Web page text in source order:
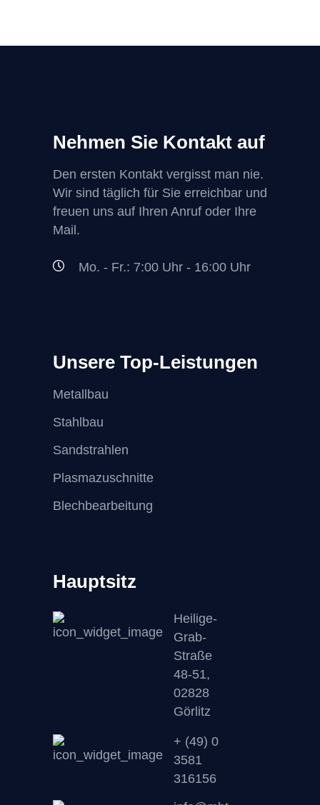
Nehmen Sie Kontakt auf
Den ersten Kontakt vergisst man nie.
Wir sind täglich für Sie erreichbar und
freuen uns auf Ihren Anruf oder Ihre
Mail.
Mo. - Fr.: 7:00 Uhr - 16:00 Uhr
Unsere Top-Leistungen
Metallbau
Stahlbau
Sandstrahlen
Plasmazuschnitte
Blechbearbeitung
Hauptsitz
Heilige-
Grab-
Straße
48-51,
02828
Görlitz
+ (49) 0
3581
316156